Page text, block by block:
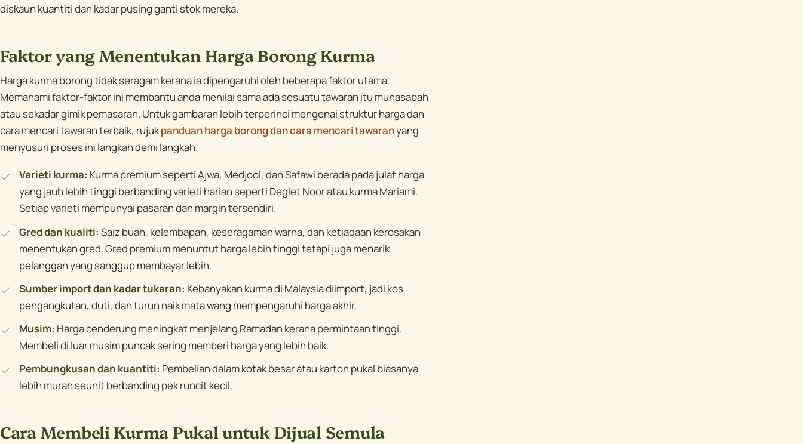
diskaun kuantiti dan kadar pusing ganti stok mereka.
Faktor yang Menentukan Harga Borong Kurma
Harga kurma borong tidak seragam kerana ia dipengaruhi oleh beberapa faktor utama.
Memahami faktor-faktor ini membantu anda menilai sama ada sesuatu tawaran itu munasabah
atau sekadar gimik pemasaran. Untuk gambaran lebih terperinci mengenai struktur harga dan
cara mencari tawaran terbaik, rujukpanduan harga borong dan cara mencari tawaranyang
menyusuri proses ini langkah demi langkah.
Varieti kurma: Kurma premium seperti Ajwa, Medjool, dan Safawi berada pada julat harga
yang jauh lebih tinggi berbanding varieti harian seperti Deglet Noor atau kurma Mariami.
Setiap varieti mempunyai pasaran dan margin tersendiri.
Gred dan kualiti: Saiz buah, kelembapan, keseragaman warna, dan ketiadaan kerosakan
menentukan gred. Gred premium menuntut harga lebih tinggi tetapi juga menarik
pelanggan yang sanggup membayar lebih.
Sumber import dan kadar tukaran: Kebanyakan kurma di Malaysia diimport, jadi kos
pengangkutan, duti, dan turun naik mata wang mempengaruhi harga akhir.
Musim: Harga cenderung meningkat menjelang Ramadan kerana permintaan tinggi.
Membeli di luar musim puncak sering memberi harga yang lebih baik.
Pembungkusan dan kuantiti: Pembelian dalam kotak besar atau karton pukal biasanya
lebih murah seunit berbanding pek runcit kecil.
Cara Membeli Kurma Pukal untuk Dijual Semula